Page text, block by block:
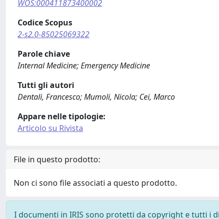
WOS:000411873400002
Codice Scopus
2-s2.0-85025069322
Parole chiave
Internal Medicine; Emergency Medicine
Tutti gli autori
Dentali, Francesco; Mumoli, Nicola; Cei, Marco
Appare nelle tipologie:
Articolo su Rivista
File in questo prodotto:
Non ci sono file associati a questo prodotto.
I documenti in IRIS sono protetti da copyright e tutti i